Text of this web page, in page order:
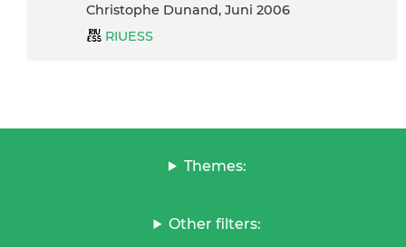
Christophe Dunand, Juni 2006
RIUESS
Themes:
Other filters: